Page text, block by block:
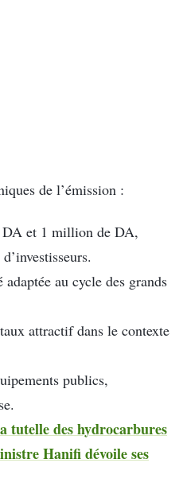
de l’émission :
DA et 1 million de DA,
au cycle des grands
attractif dans le contexte
publics,
tutelle des hydrocarbures
Hanifi dévoile ses